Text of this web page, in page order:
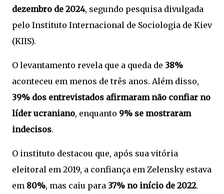
dezembro de 2024, segundo pesquisa divulgada
pelo Instituto Internacional de Sociologia de Kiev
(KIIS).
O levantamento revela que a queda de 38%
aconteceu em menos de três anos. Além disso,
39% dos entrevistados afirmaram não confiar no
líder ucraniano, enquanto 9% se mostraram
indecisos.
O instituto destacou que, após sua vitória
eleitoral em 2019, a confiança em Zelensky estava
em 80%, mas caiu para 37% no início de 2022.